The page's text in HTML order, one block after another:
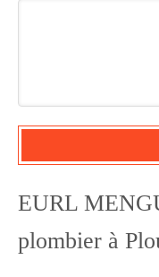
EURL
plombier à